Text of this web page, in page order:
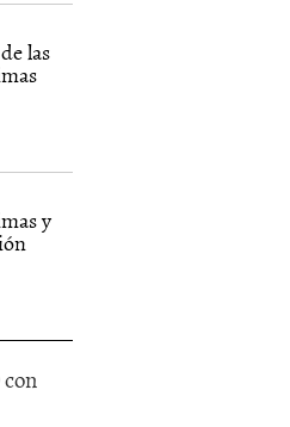
las
y